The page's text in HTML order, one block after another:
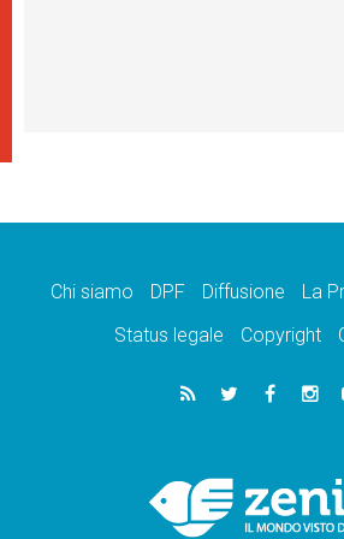
Chi siamo DPF Diffusione La
Status legale
Copyright